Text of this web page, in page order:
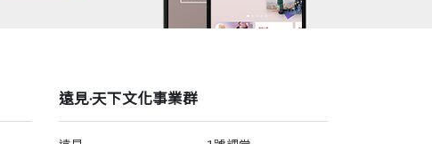
遠見‧天下文化事業群